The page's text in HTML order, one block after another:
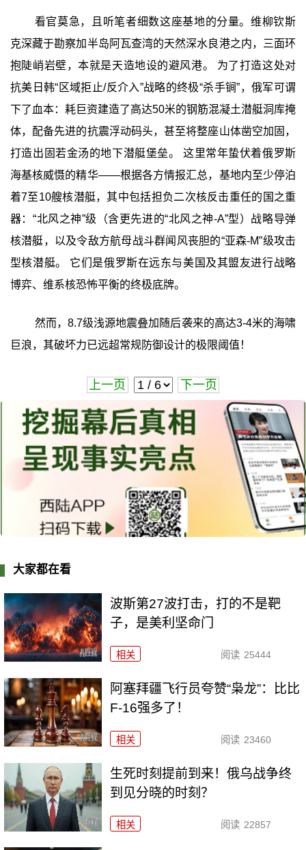
看官莫急，且听笔者细数这座基地的分量。维柳钦斯
克深藏于勘察加半岛阿瓦查湾的天然深水良港之内，三面环
抱陡峭岩壁，本就是天造地设的避风港。 为了打造这处对
抗美日韩“区域拒止/反介入”战略的终极“杀手锏”，俄军可谓
下了血本：耗巨资建造了高达50米的钢筋混凝土潜艇洞库掩
体，配备先进的抗震浮动码头，甚至将整座山体凿空加固，
打造出固若金汤的地下潜艇堡垒。 这里常年蛰伏着俄罗斯
海基核威慑的精华——根据各方情报汇总，基地内至少停泊
着7至10艘核潜艇，其中包括担负二次核反击重任的国之重
器：“北风之神”级（含更先进的“北风之神-A”型）战略导弹
核潜艇，以及令敌方航母战斗群闻风丧胆的“亚森-M”级攻击
型核潜艇。 它们是俄罗斯在远东与美国及其盟友进行战略
博弈、维系核恐怖平衡的终极底牌。
然而，8.7级浅源地震叠加随后袭来的高达3-4米的海啸
巨浪，其破坏力已远超常规防御设计的极限阈值！
上一页 下一页
大家都在看
波斯第27波打击，打的不是靶
子，是美利坚命门
相关 阅读 25444
阿塞拜疆飞行员夸赞“枭龙”：比比
F-16强多了！
相关 阅读 23460
生死时刻提前到来！俄乌战争终
到见分晓的时刻？
相关 阅读 22857